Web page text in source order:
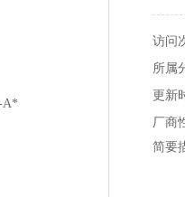
访问
所属
更新
厂商
简要